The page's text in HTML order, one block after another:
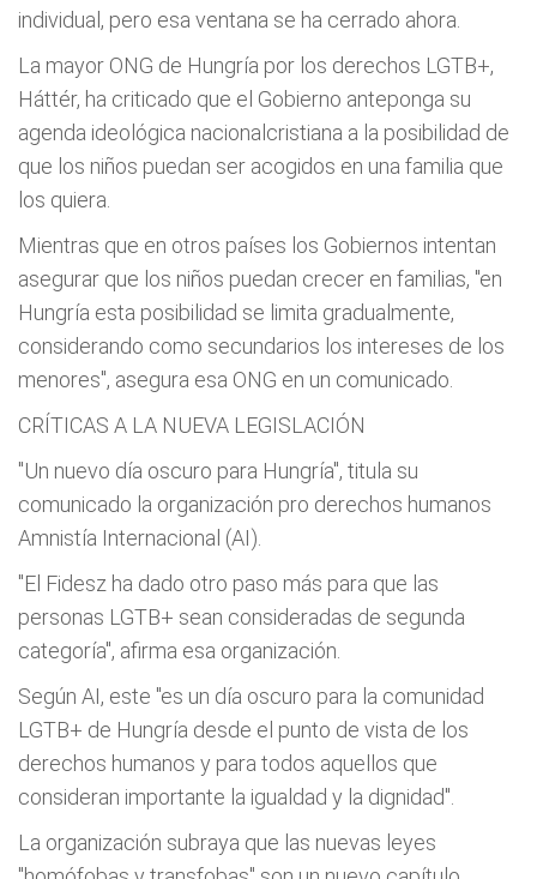
individual, pero esa ventana se ha cerrado ahora.
La mayor ONG de Hungría por los derechos LGTB+,
Háttér, ha criticado que el Gobierno anteponga su
agenda ideológica nacionalcristiana a la posibilidad de
que los niños puedan ser acogidos en una familia que
los quiera.
Mientras que en otros países los Gobiernos intentan
asegurar que los niños puedan crecer en familias, "en
Hungría esta posibilidad se limita gradualmente,
considerando como secundarios los intereses de los
menores", asegura esa ONG en un comunicado.
CRÍTICAS A LA NUEVA LEGISLACIÓN
"Un nuevo día oscuro para Hungría", titula su
comunicado la organización pro derechos humanos
Amnistía Internacional (AI).
"El Fidesz ha dado otro paso más para que las
personas LGTB+ sean consideradas de segunda
categoría", afirma esa organización.
Según AI, este "es un día oscuro para la comunidad
LGTB+ de Hungría desde el punto de vista de los
derechos humanos y para todos aquellos que
consideran importante la igualdad y la dignidad".
La organización subraya que las nuevas leyes